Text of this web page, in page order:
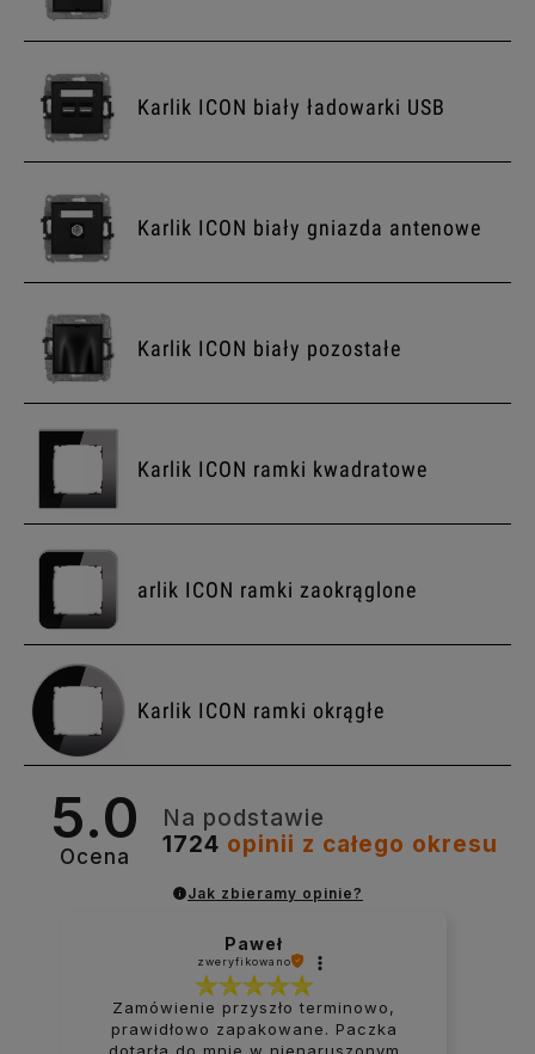
Karlik ICON biały ładowarki USB
Karlik ICON biały gniazda antenowe
Karlik ICON biały pozostałe
Karlik ICON ramki kwadratowe
arlik ICON ramki zaokrąglone
Karlik ICON ramki okrągłe
5.0
Ocena
Na podstawie
1724 opinii z całego okresu
Jak zbieramy opinie?
Paweł
zweryfikowano
Zamówienie przyszło terminowo,
prawidłowo zapakowane. Paczka